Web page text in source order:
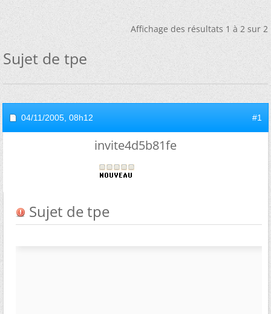
Affichage des résultats 1 à 2 sur 2
Sujet de tpe
04/11/2005, 08h12 #1
invite4d5b81fe
Sujet de tpe